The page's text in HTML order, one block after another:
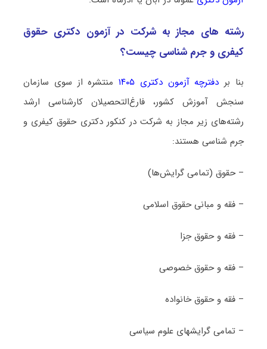
رشته­ های مجاز به شرکت در آزمون دکتری ﺣﻘﻮق
کیفری و جرم شناسی چیست؟
بنا بر دفترچه آزمون دکتری ۱۴۰۵
منتشره از سوی سازمان
سنجش آموزش کشور، فارغ‌التحصیلان کارشناسی ارشد
رشته‌های زیر مجاز به شرکت در کنکور دکتری ﺣﻘﻮق کیفری و
جرم شناسی هستند:
– حقوق (تمامی گرایش­‌ها)
– فقه و مبانی حقوق اسلامی
– فقه و حقوق جزا
– فقه و حقوق خصوصی
– فقه و حقوق خانواده
– تمامی گرایشهای علوم سیاسی